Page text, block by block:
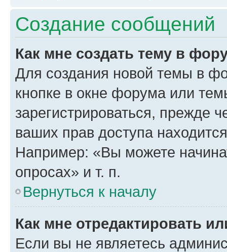
Создание сообщений
Как мне создать тему в
Для создания новой темы в
кнопке в окне форума или
зарегистрироваться, прежде
ваших прав доступа
Например: «Вы можете
опросах» и т. п.
Вернуться к началу
Как мне отредактировать
Если вы не являетесь